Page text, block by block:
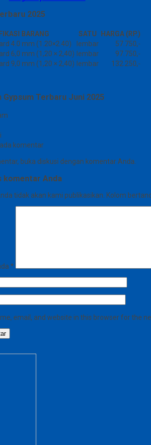
2025
BARANG SATU
HARGA (RP.)
4.0 mm (1.20×2.40)
lembar
57.750,-
6,0 ​​mm (1,20 × 2,40) lembar
97.750,-
9,0 mm (1,20 × 2,40) lembar 132.250,-
Gypsum Terbaru Juni 2025
komentar
buka diskusi dengan komentar Anda.
komentar Anda
tidak akan kami publikasikan. Kolom
*
email, and website in this browser for the